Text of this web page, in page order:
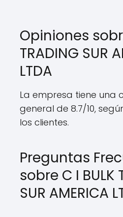
Opiniones
TRADING SUR
LTDA
La empresa tiene una
general de 8.7/10,
los clientes.
Preguntas
sobre C I BULK
SUR AMERICA